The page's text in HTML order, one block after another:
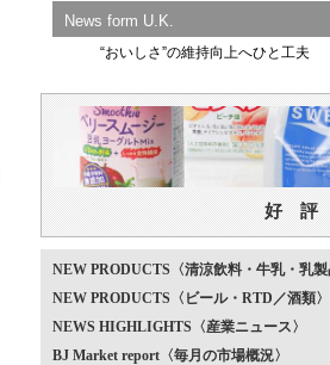
News form U.K.
“おいしさ”の維持向上へひと工夫
好 評
NEW PRODUCTS〈清涼飲料・牛乳・乳製
NEW PRODUCTS〈ビール・RTD／酒類〉
NEWS HIGHLIGHTS〈産業ニュース〉
BJ Market report〈毎月の市場概況〉